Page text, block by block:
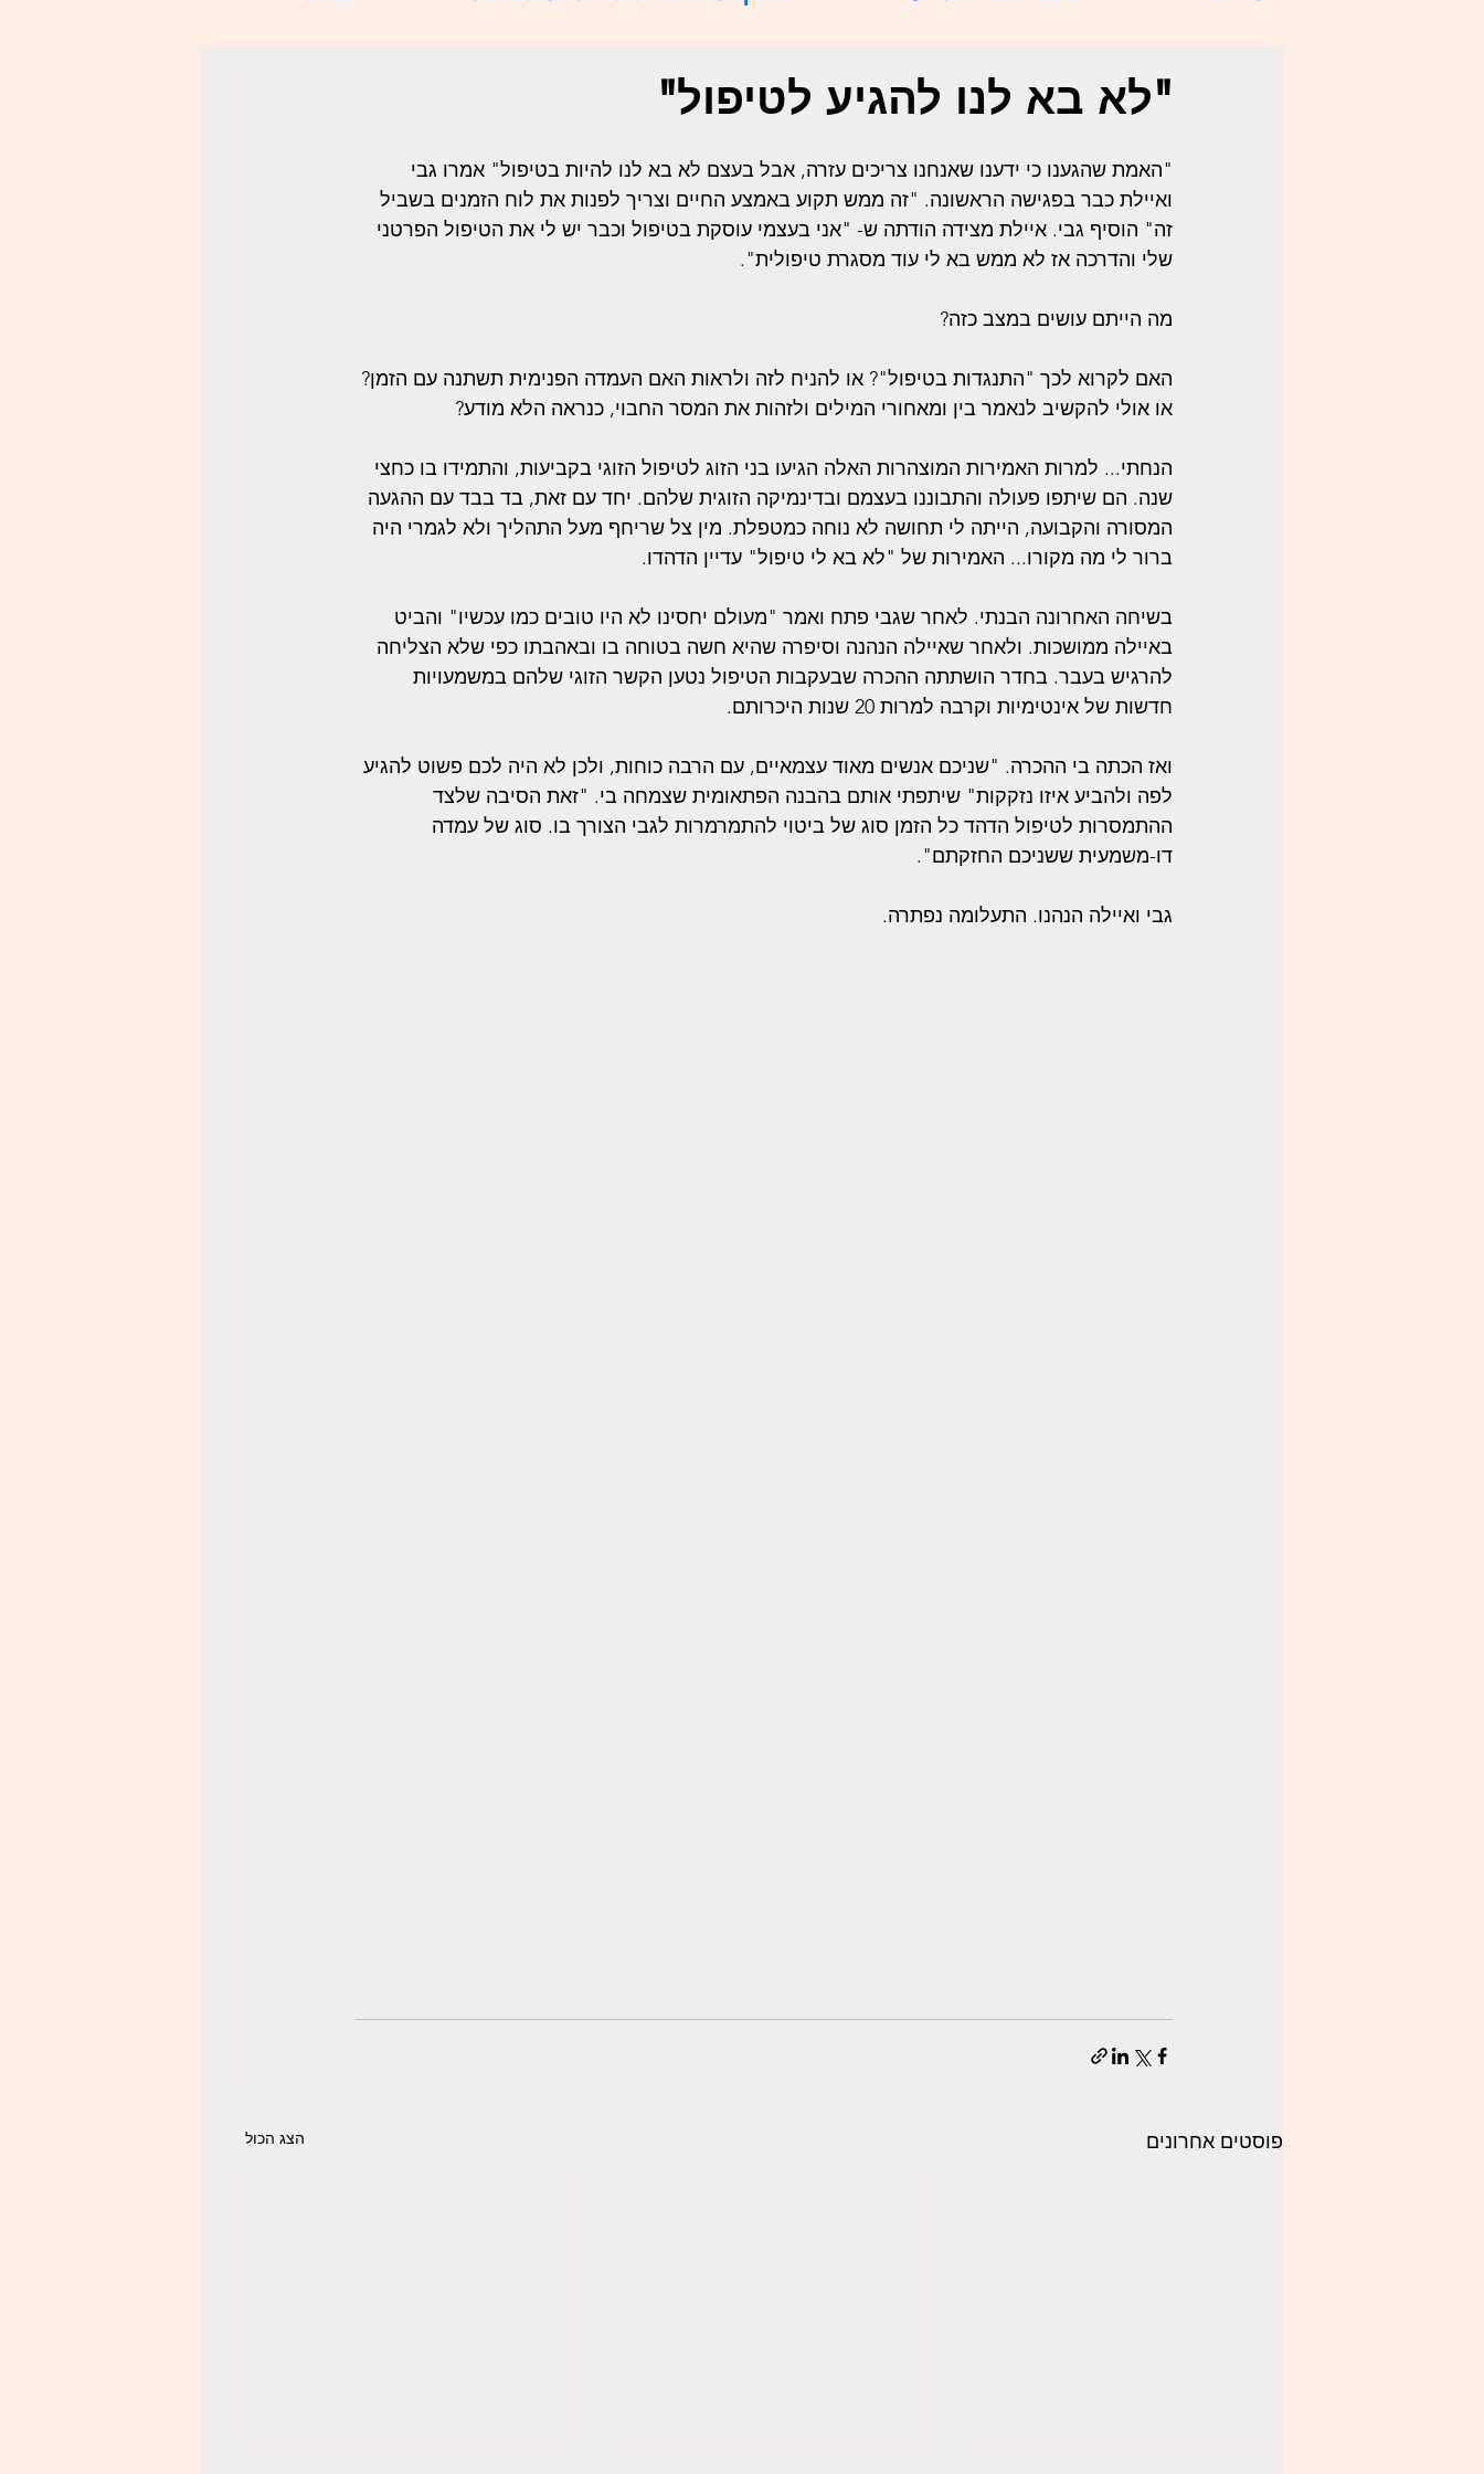
"לא בא לנו להגיע לטיפול"
"האמת שהגענו כי ידענו שאנחנו צריכים עזרה, אבל בעצם לא בא לנו להיות בטיפול" אמרו גבי
ואיילת כבר בפגישה הראשונה. "זה ממש תקוע באמצע החיים וצריך לפנות את לוח הזמנים בשביל
זה" הוסיף גבי. איילת מצידה הודתה ש- "אני בעצמי עוסקת בטיפול וכבר יש לי את הטיפול הפרטני
שלי והדרכה אז לא ממש בא לי עוד מסגרת טיפולית".
מה הייתם עושים במצב כזה?
האם לקרוא לכך "התנגדות בטיפול"? או להניח לזה ולראות האם העמדה הפנימית תשתנה עם הזמן?
או אולי להקשיב לנאמר בין ומאחורי המילים ולזהות את המסר החבוי, כנראה הלא מודע?
הנחתי... למרות האמירות המוצהרות האלה הגיעו בני הזוג לטיפול הזוגי בקביעות, והתמידו בו כחצי
שנה. הם שיתפו פעולה והתבוננו בעצמם ובדינמיקה הזוגית שלהם. יחד עם זאת, בד בבד עם ההגעה
המסורה והקבועה, הייתה לי תחושה לא נוחה כמטפלת. מין צל שריחף מעל התהליך ולא לגמרי היה
ברור לי מה מקורו... האמירות של "לא בא לי טיפול" עדיין הדהדו.
בשיחה האחרונה הבנתי. לאחר שגבי פתח ואמר "מעולם יחסינו לא היו טובים כמו עכשיו" והביט
באיילה ממושכות. ולאחר שאיילה הנהנה וסיפרה שהיא חשה בטוחה בו ובאהבתו כפי שלא הצליחה
להרגיש בעבר. בחדר הושתתה ההכרה שבעקבות הטיפול נטען הקשר הזוגי שלהם במשמעויות
חדשות של אינטימיות וקרבה למרות 20 שנות היכרותם.
ואז הכתה בי ההכרה. "שניכם אנשים מאוד עצמאיים, עם הרבה כוחות, ולכן לא היה לכם פשוט להגיע
לפה ולהביע איזו נזקקות" שיתפתי אותם בהבנה הפתאומית שצמחה בי. "זאת הסיבה שלצד
ההתמסרות לטיפול הדהד כל הזמן סוג של ביטוי להתמרמרות לגבי הצורך בו. סוג של עמדה
דו-משמעית ששניכם החזקתם".
גבי ואיילה הנהנו. התעלומה נפתרה.
פוסטים אחרונים הצג הכול